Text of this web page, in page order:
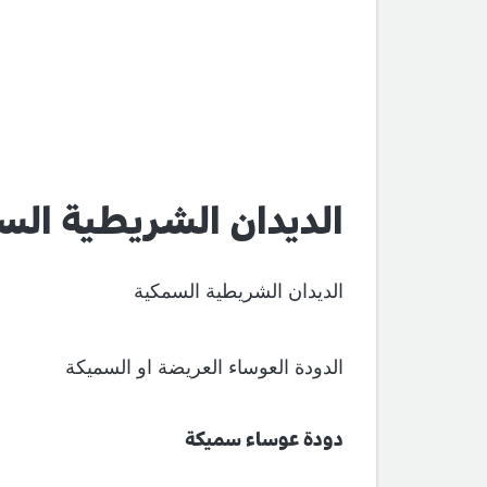
الديدان الشريطية
الديدان الشريطية السمكية
الدودة العوساء العريضة او السميكة
دودة عوساء سميكة